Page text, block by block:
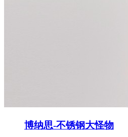
博纳思-不锈钢大怪物